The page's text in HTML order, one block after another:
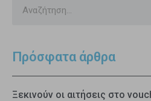
Πρόσφατα άρθρα
Ξεκινούν οι αιτήσεις στο